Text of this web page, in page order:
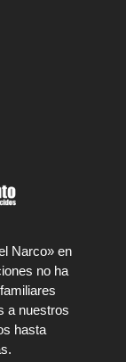
Narco» en
no ha
a nuestros
hasta